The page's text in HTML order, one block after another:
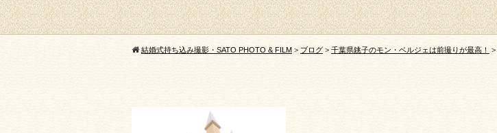
結婚式持ち込み撮影・SATO PHOTO & FILM > ブログ > 千葉県銚子のモン・ベルジェは前撮りが最高！ >